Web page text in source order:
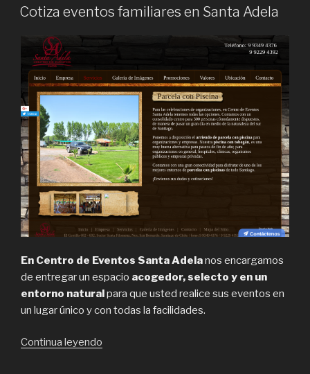
ON
Cotiza eventos familiares en Santa Adela
En Centro de Eventos Santa Adelanos encargamos
de entregar un espacio acogedor, selecto y en un
entorno naturalpara que usted realice sus eventos en
un lugar único y con todas la facilidades.
Continua leyendo